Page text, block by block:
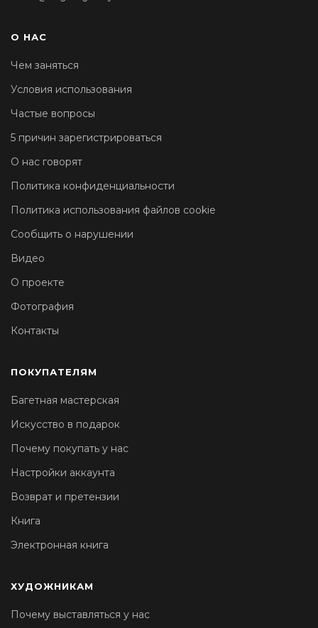
О НАС
Чем заняться
Условия использования
Частые вопросы
5 причин зарегистрироваться
О нас говорят
Политика конфиденциальности
Политика использования файлов cookie
Сообщить о нарушении
Видео
О проекте
Фотография
Контакты
ПОКУПАТЕЛЯМ
Багетная мастерская
Искусство в подарок
Почему покупать у нас
Настройки аккаунта
Возврат и претензии
Книга
Электронная книга
ХУДОЖНИКАМ
Почему выставляться у нас